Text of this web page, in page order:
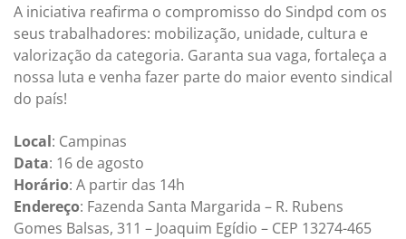
A iniciativa reafirma o compromisso do Sindpd com os
seus trabalhadores: mobilização, unidade, cultura e
valorização da categoria. Garanta sua vaga, fortaleça a
nossa luta e venha fazer parte do maior evento sindical
do país!
Local: Campinas
Data: 16 de agosto
Horário: A partir das 14h
Endereço: Fazenda Santa Margarida – R. Rubens
Gomes Balsas, 311 – Joaquim Egídio – CEP 13274-465